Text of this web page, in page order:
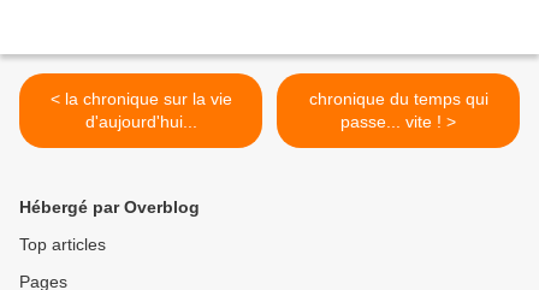
< la chronique sur la vie
d'aujourd'hui...
chronique du temps qui
passe... vite ! >
Hébergé par Overblog
Top articles
Pages